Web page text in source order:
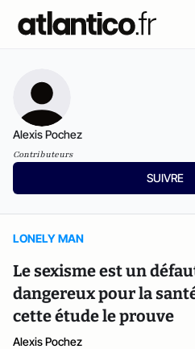
Alexis Pochez
Contributeurs
SUIVRE
LONELY MAN
Le sexisme est un
dangereux pour la
cette étude le prouve
Alexis Pochez